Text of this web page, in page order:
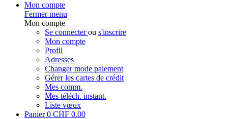
Mon compte
Fermer menu
Mon compte
Se connecterou s'inscrire
Mon compte
Profil
Adresses
Changer mode paiement
Gérer les cartes de crédit
Mes comm.
Mes téléch. instant.
Liste vœux
Panier0 CHF 0.00